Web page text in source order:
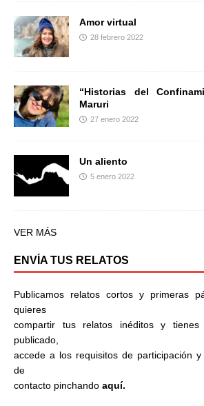
Amor virtual
28 febrero 2022
“Historias del
Maruri
27 enero 2022
Un aliento
5 enero 2022
VER MÁS
ENVÍA TUS RELATOS
Publicamos relatos cortos y primeras
quieres
compartir tus relatos inéditos y
publicado,
accede a los requisitos de participación
de
contacto pinchando aquí.